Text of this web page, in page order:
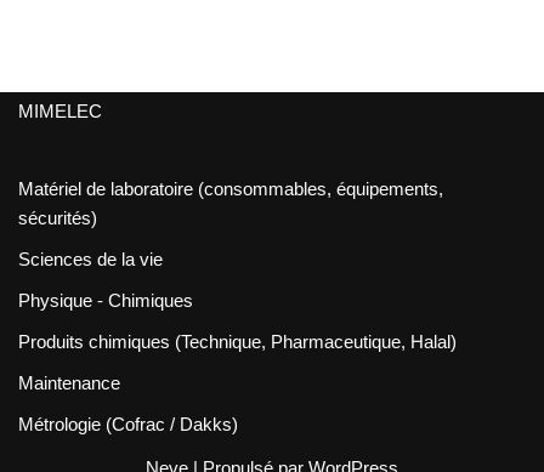
MIMELEC
Matériel de laboratoire (consommables, équipements,
sécurités)
Sciences de la vie
Physique - Chimiques
Produits chimiques (Technique, Pharmaceutique, Halal)
Maintenance
Métrologie (Cofrac / Dakks)